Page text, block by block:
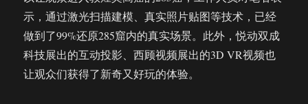
示，通过激光扫描建模、真实照片贴图等技术，已经
做到了99%还原285窟内的真实场景。此外，悦动双成
科技展出的互动投影、西顾视频展出的3D VR视频也
让观众们获得了新奇又好玩的体验。